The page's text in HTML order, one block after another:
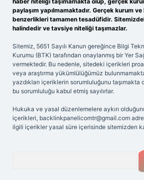
paylaşım yapılmamaktadır. Gerçek kurum
benzerlikleri tamamen tesadüfidir.
halindedir ve tavsiye niteliği taşımazlar.
Sitemiz, 5651 Sayılı Kanun gereğince Bilgi
Kurumu (BTK) tarafından onaylanmış bir Yer
vermektedir. Bu nedenle, sitedeki içerikleri
veya araştırma yükümlülüğümüz
yazdıkları içeriklerin sorumluluğunu taşımakta
bu sorumluluğu kabul etmiş sayılırlar.
Hukuka ve yasal düzenlemelere aykırı
içerikleri, backlinkpanelicomtr@gmail.com
ilgili içerikler yasal süre içerisinde sitemizden